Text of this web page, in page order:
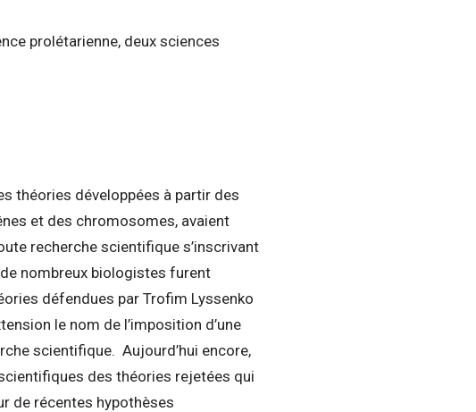
prolétarienne, deux sciences
théories développées à partir des
et des chromosomes, avaient
recherche scientifique s’inscrivant
nombreux biologistes furent
défendues par Trofim Lyssenko
le nom de l’imposition d’une
scientifique. Aujourd’hui encore,
des théories rejetées qui
de récentes hypothèses